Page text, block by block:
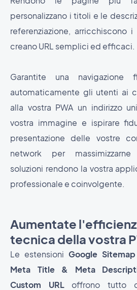
personalizzano i titoli e le
referenziazione, arricchiscono
creano URL semplici ed efficaci.
Garantite una navigazione
automaticamente gli utenti ai
alla vostra PWA un indirizzo
vostra immagine e ispirare
presentazione delle vostre
network per
soluzioni rendono la vostra
professionale e coinvolgente.
Aumentate
tecnica della vostra
Le estensioni Google
Meta Title & Meta
Custom URL offrono tutto